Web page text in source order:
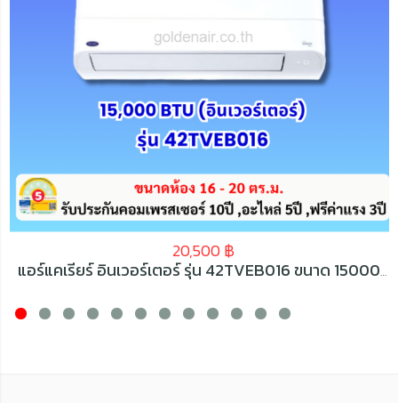
20,500 ฿
แอร์แคเรียร์ อินเวอร์เตอร์ รุ่น 42TVEB016 ขนาด 15000 BTU